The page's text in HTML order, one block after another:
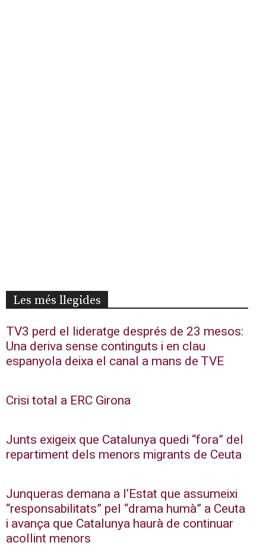
Les més llegides
TV3 perd el lideratge després de 23 mesos:
Una deriva sense continguts i en clau
espanyola deixa el canal a mans de TVE
Crisi total a ERC Girona
Junts exigeix que Catalunya quedi “fora” del
repartiment dels menors migrants de Ceuta
Junqueras demana a l’Estat que assumeixi
“responsabilitats” pel “drama humà” a Ceuta
i avança que Catalunya haurà de continuar
acollint menors